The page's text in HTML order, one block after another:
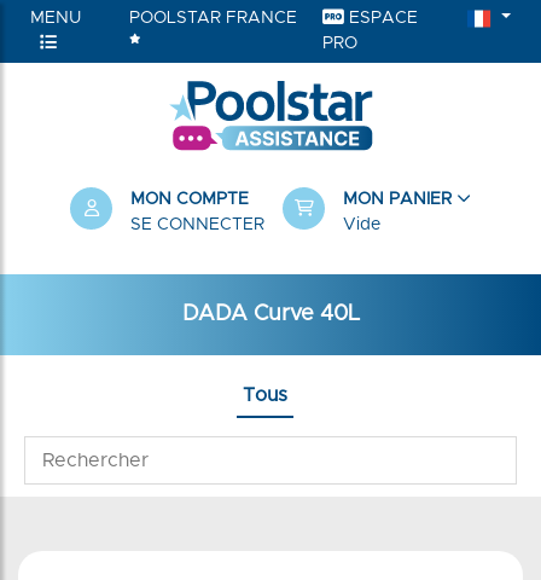
MENU POOLSTAR FRANCE
ESPACE
PRO
MON COMPTE
SE CONNECTER
MON PANIER
Vide
DADA Curve 40L
Tous